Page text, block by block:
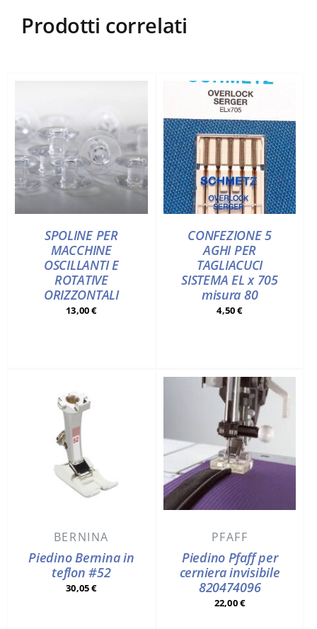
Prodotti correlati
SPOLINE PER
MACCHINE
OSCILLANTI E
ROTATIVE
ORIZZONTALI
13,00€
CONFEZIONE 5
AGHI PER
TAGLIACUCI
SISTEMA EL x 705
misura 80
4,50€
BERNINA
Piedino Bernina in
teflon #52
30,05€
PFAFF
Piedino Pfaff per
cerniera invisibile
820474096
22,00€